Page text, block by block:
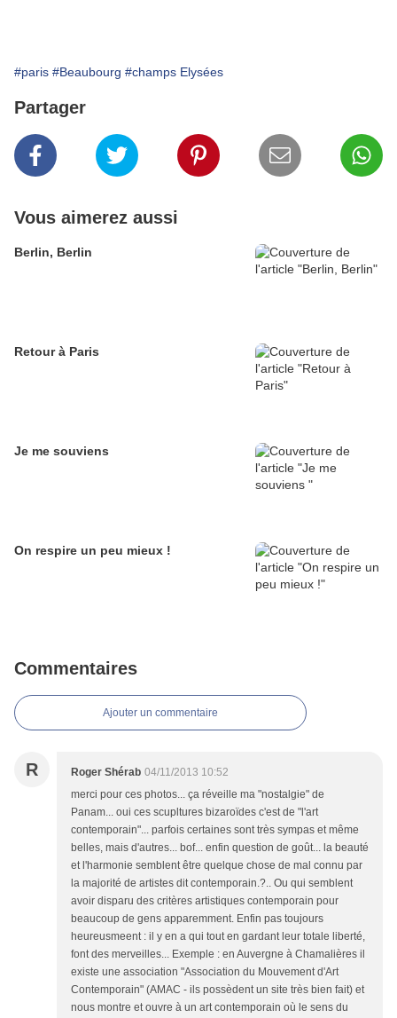
#paris #Beaubourg #champs Elysées
Partager
Vous aimerez aussi
Berlin, Berlin
Retour à Paris
Je me souviens
On respire un peu mieux !
Commentaires
Ajouter un commentaire
R Roger Shérab 04/11/2013 10:52
merci pour ces photos... ça réveille ma "nostalgie" de
Panam... oui ces scupltures bizaroïdes c'est de "l'art
contemporain"... parfois certaines sont très sympas et même
belles, mais d'autres... bof... enfin question de goût... la beauté
et l'harmonie semblent être quelque chose de mal connu par
la majorité de artistes dit contemporain.?.. Ou qui semblent
avoir disparu des critères artistiques contemporain pour
beaucoup de gens apparemment. Enfin pas toujours
heureusmeent : il y en a qui tout en gardant leur totale liberté,
font des merveilles... Exemple : en Auvergne à Chamalières il
existe une association "Association du Mouvement d'Art
Contemporain" (AMAC - ils possèdent un site très bien fait) et
nous montre et ouvre à un art contemporain où le sens du